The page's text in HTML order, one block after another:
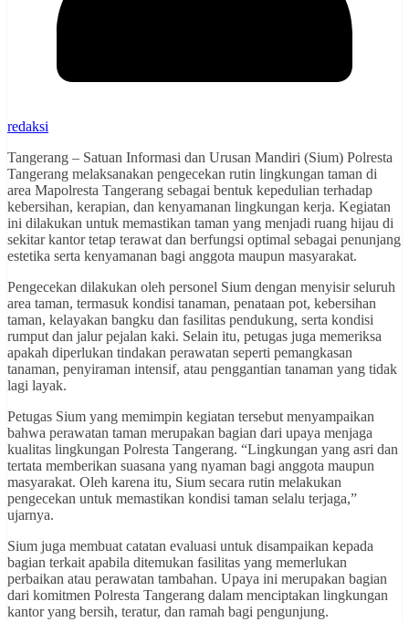
redaksi
Tangerang – Satuan Informasi dan Urusan Mandiri (Sium) Polresta
Tangerang melaksanakan pengecekan rutin lingkungan taman di
area Mapolresta Tangerang sebagai bentuk kepedulian terhadap
kebersihan, kerapian, dan kenyamanan lingkungan kerja. Kegiatan
ini dilakukan untuk memastikan taman yang menjadi ruang hijau di
sekitar kantor tetap terawat dan berfungsi optimal sebagai penunjang
estetika serta kenyamanan bagi anggota maupun masyarakat.
Pengecekan dilakukan oleh personel Sium dengan menyisir seluruh
area taman, termasuk kondisi tanaman, penataan pot, kebersihan
taman, kelayakan bangku dan fasilitas pendukung, serta kondisi
rumput dan jalur pejalan kaki. Selain itu, petugas juga memeriksa
apakah diperlukan tindakan perawatan seperti pemangkasan
tanaman, penyiraman intensif, atau penggantian tanaman yang tidak
lagi layak.
Petugas Sium yang memimpin kegiatan tersebut menyampaikan
bahwa perawatan taman merupakan bagian dari upaya menjaga
kualitas lingkungan Polresta Tangerang. “Lingkungan yang asri dan
tertata memberikan suasana yang nyaman bagi anggota maupun
masyarakat. Oleh karena itu, Sium secara rutin melakukan
pengecekan untuk memastikan kondisi taman selalu terjaga,”
ujarnya.
Sium juga membuat catatan evaluasi untuk disampaikan kepada
bagian terkait apabila ditemukan fasilitas yang memerlukan
perbaikan atau perawatan tambahan. Upaya ini merupakan bagian
dari komitmen Polresta Tangerang dalam menciptakan lingkungan
kantor yang bersih, teratur, dan ramah bagi pengunjung.